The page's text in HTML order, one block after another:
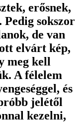
erősnek,
sokszor
de van
elvárt kép,
meg kell
A félelem
és
jelétől
kezelni,